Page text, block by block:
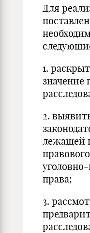
Для
1.
значение
2.
лежащей
права;
3.